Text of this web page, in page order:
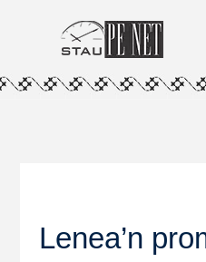
Lenea’n